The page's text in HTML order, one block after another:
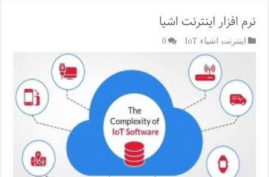
نرم افزار اینترنت اشیا
اینترنت اشیاء IoT 0